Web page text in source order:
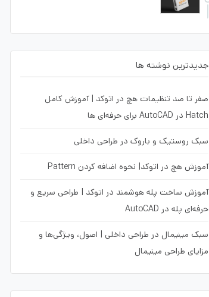
جدیدترین نوشته ها
صفر تا صد تنظیمات هچ در اتوکد | آموزش کامل
Hatch در AutoCAD برای حرفه‌ای ها
سبک روستیک و باروک در طراحی داخلی
آموزش هچ در اتوکد| نحوه اضافه کردن Pattern
آموزش ساخت پله هوشمند در اتوکد | طراحی سریع و
حرفه‌ای پله در AutoCAD
سبک مینیمال در طراحی داخلی | اصول، ویژگی‌ها و
مزایای طراحی مینیمال